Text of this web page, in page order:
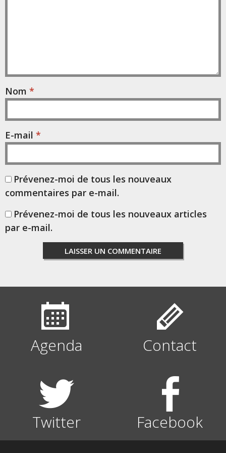
Nom *
E-mail *
Prévenez-moi de tous les nouveaux
commentaires par e-mail.
Prévenez-moi de tous les nouveaux articles
par e-mail.
Agenda Contact
Twitter Facebook